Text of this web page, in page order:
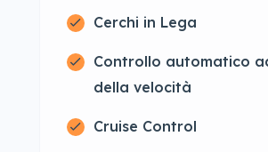
Cerchi in Lega
Controllo automatico
della velocità
Cruise Control